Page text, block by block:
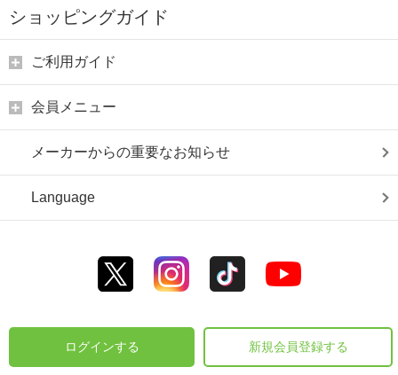
ショッピングガイド
ご利用ガイド
会員メニュー
メーカーからの重要なお知らせ
Language
ログインする 新規会員登録する